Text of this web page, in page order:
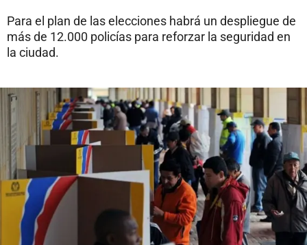
Para el plan de las elecciones habrá un despliegue de
más de 12.000 policías para reforzar la seguridad en
la ciudad.